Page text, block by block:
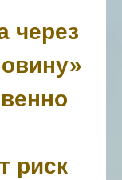
через
риск